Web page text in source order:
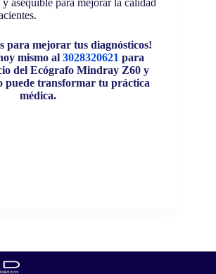
asequible para mejorar la calidad
para mejorar tus diagnósticos!
mismo al3028320621 para
del Ecógrafo Mindray Z60 y
puede transformar tu práctica
médica.